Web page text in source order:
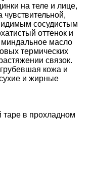
на теле и лице,
чувствительной,
сосудистым
оттенок и
миндальное масло
термических
связок.
кожа и
и жирные
таре в прохладном